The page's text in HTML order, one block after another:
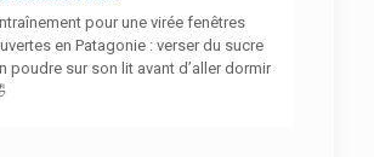
pour une virée fenêtres
en Patagonie : verser du sucre
poudre sur son lit avant d’aller dormir